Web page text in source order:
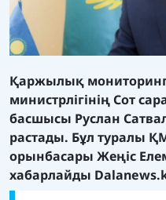
Қаржылық мониторинг
министрлігінің Сот
басшысы Руслан
растады. Бұл туралы
орынбасары Жеңіс
хабарлайды